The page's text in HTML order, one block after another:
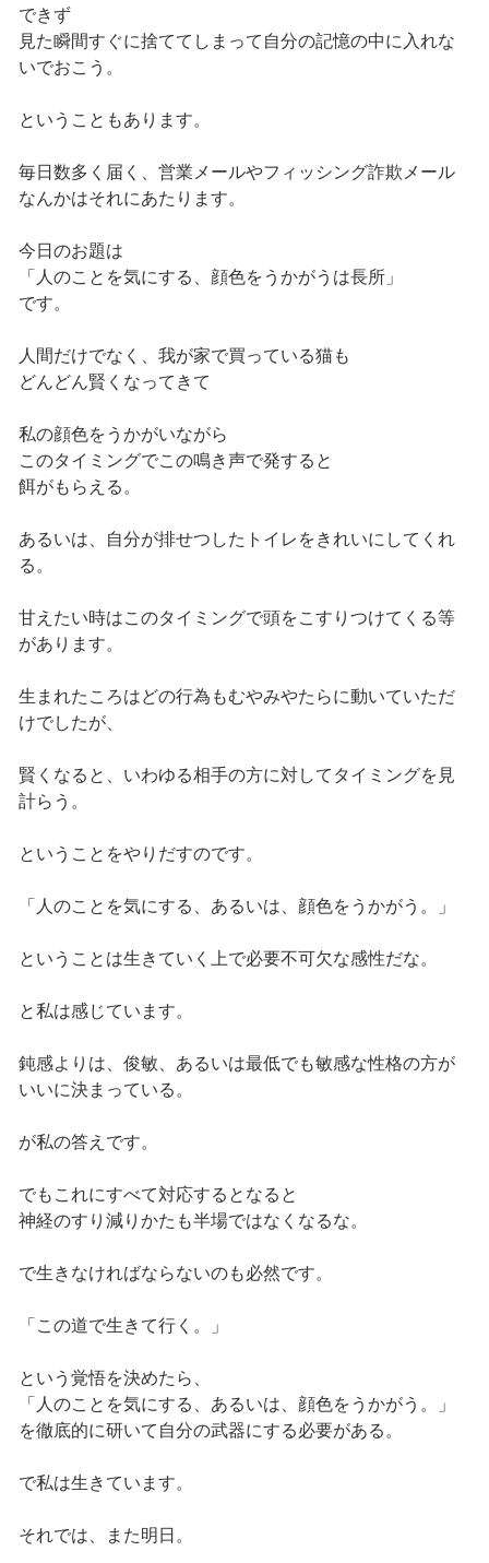
できず
見た瞬間すぐに捨ててしまって自分の記憶の中に入れな
いでおこう。
ということもあります。
毎日数多く届く、営業メールやフィッシング詐欺メール
なんかはそれにあたります。
今日のお題は
「人のことを気にする、顔色をうかがうは長所」
です。
人間だけでなく、我が家で買っている猫も
どんどん賢くなってきて
私の顔色をうかがいながら
このタイミングでこの鳴き声で発すると
餌がもらえる。
あるいは、自分が排せつしたトイレをきれいにしてくれ
る。
甘えたい時はこのタイミングで頭をこすりつけてくる等
があります。
生まれたころはどの行為もむやみやたらに動いていただ
けでしたが、
賢くなると、いわゆる相手の方に対してタイミングを見
計らう。
ということをやりだすのです。
「人のことを気にする、あるいは、顔色をうかがう。」
ということは生きていく上で必要不可欠な感性だな。
と私は感じています。
鈍感よりは、俊敏、あるいは最低でも敏感な性格の方が
いいに決まっている。
が私の答えです。
でもこれにすべて対応するとなると
神経のすり減りかたも半場ではなくなるな。
で生きなければならないのも必然です。
「この道で生きて行く。」
という覚悟を決めたら、
「人のことを気にする、あるいは、顔色をうかがう。」
を徹底的に研いて自分の武器にする必要がある。
で私は生きています。
それでは、また明日。